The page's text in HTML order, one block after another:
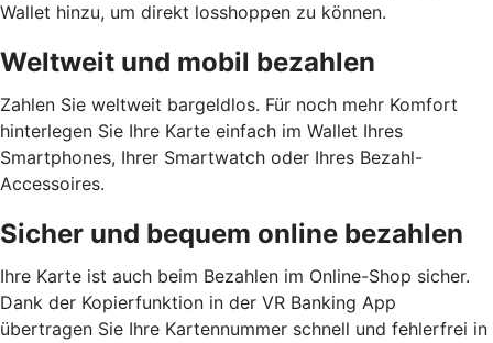
Wallet hinzu, um direkt losshoppen zu können.
Weltweit und mobil bezahlen
Zahlen Sie weltweit bargeldlos. Für noch mehr Komfort
hinterlegen Sie Ihre Karte einfach im Wallet Ihres
Smartphones, Ihrer Smartwatch oder Ihres Bezahl-
Accessoires.
Sicher und bequem online bezahlen
Ihre Karte ist auch beim Bezahlen im Online-Shop sicher.
Dank der Kopierfunktion in der VR Banking App
übertragen Sie Ihre Kartennummer schnell und fehlerfrei in